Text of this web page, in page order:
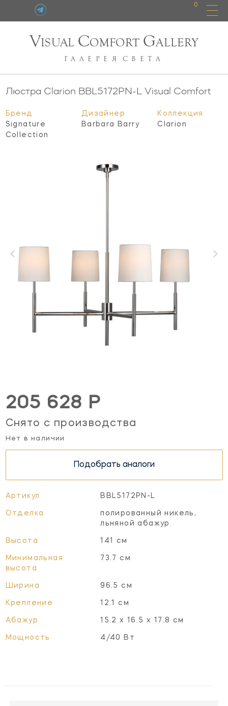
0
VISUAL COMFORT GALLERY
ГАЛЕРЕЯ СВЕТА
Люстра Clarion BBL5172PN-L Visual Comfort
Бренд
Signature
Collection
Дизайнер
Barbara Barry
Коллекция
Clarion
205 628 Р
Снято с производства
Нет в наличии
Подобрать аналоги
Артикул BBL5172PN-L
Отделка
полированный никель,
льняной абажур
Высота 141 см
Минимальная
высота
73.7 см
Ширина 96.5 см
Крепление 12.1 см
Абажур 15.2 х 16.5 х 17.8 см
Мощность 4/40 Вт